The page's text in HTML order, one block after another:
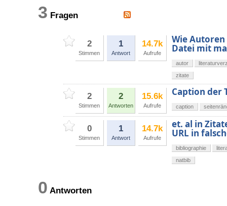
3 Fragen
2
Stimmen
1
Antwort
14.7k
Aufrufe
Wie Autoren
Datei mit
autor
zitate
2
Stimmen
2
Antworten
15.6k
Aufrufe
Caption der
caption
0
Stimmen
1
Antwort
14.7k
Aufrufe
et. al in
URL in
bibliographie
natbib
0 Antworten